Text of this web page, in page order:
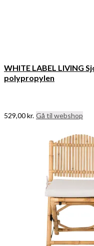
WHITE LABEL LIVING
polypropylen
529,00kr. Gå til webshop